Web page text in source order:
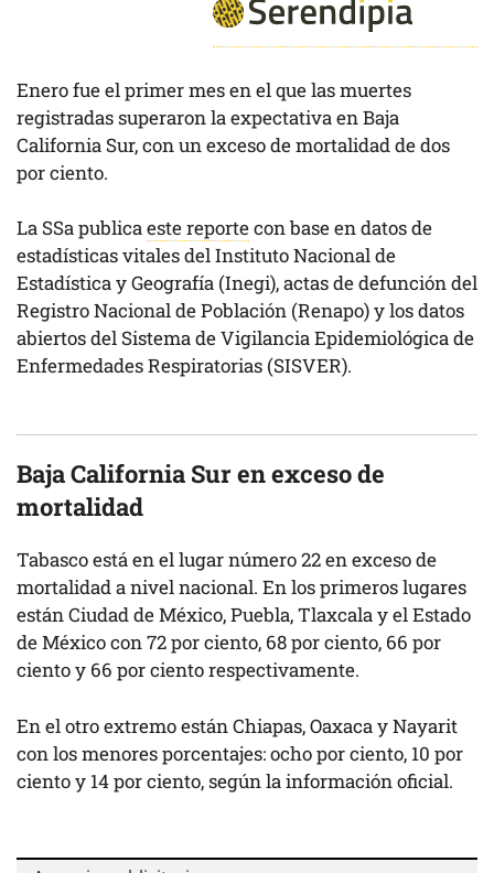
Enero fue el primer mes en el que las muertes
registradas superaron la expectativa en Baja
California Sur, con un exceso de mortalidad de dos
por ciento.
La SSa publicaeste reportecon base en datos de
estadísticas vitales del Instituto Nacional de
Estadística y Geografía (Inegi), actas de defunción del
Registro Nacional de Población (Renapo) y los datos
abiertos del Sistema de Vigilancia Epidemiológica de
Enfermedades Respiratorias (SISVER).
Baja California Sur en exceso de
mortalidad
Tabasco está en el lugar número 22 en exceso de
mortalidad a nivel nacional. En los primeros lugares
están Ciudad de México, Puebla, Tlaxcala y el Estado
de México con 72 por ciento, 68 por ciento, 66 por
ciento y 66 por ciento respectivamente.
En el otro extremo están Chiapas, Oaxaca y Nayarit
con los menores porcentajes: ocho por ciento, 10 por
ciento y 14 por ciento, según la información oficial.